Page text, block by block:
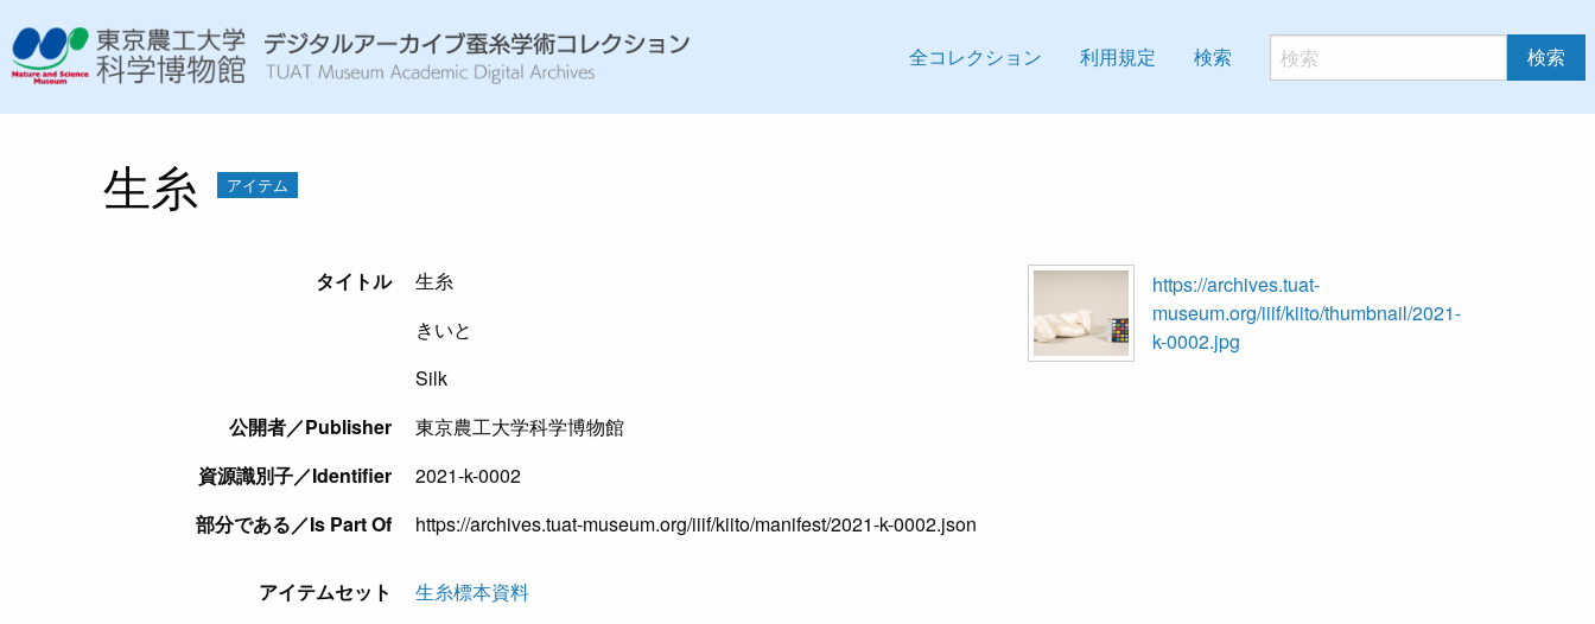
全コレクション 利用規定 検索 検索
生糸 アイテム
https://archives.tuat-
museum.org/iiif/kiito/thumbnail/2021-
k-0002.jpg
タイトル
生糸
きいと
Silk
公開者／Publisher
東京農工大学科学博物館
資源識別子／Identifier
2021-k-0002
部分である／Is Part Of
https://archives.tuat-museum.org/iiif/kiito/manifest/2021-k-0002.json
アイテムセット
生糸標本資料